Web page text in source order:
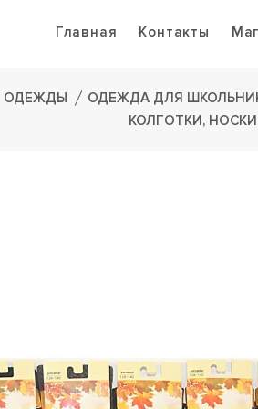
Главная Контакты
ОДЕЖДЫ ОДЕЖДА ДЛЯ
КОЛГОТКИ,